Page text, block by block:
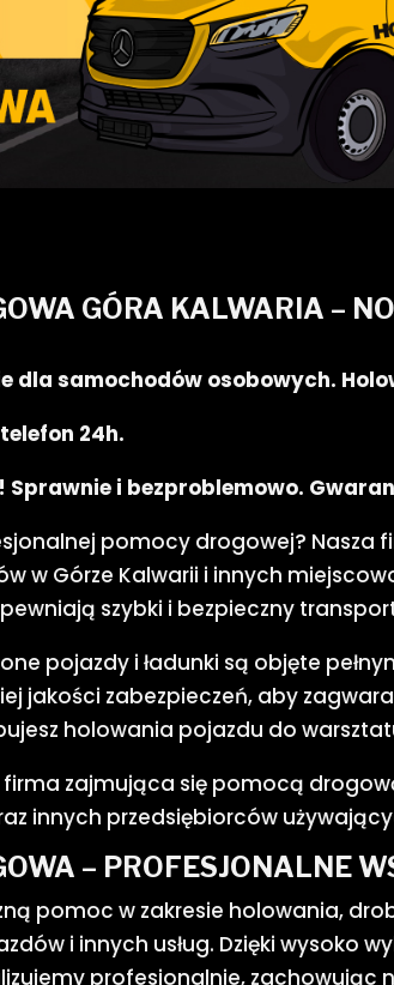
GÓRA KALWARIA –
dla samochodów osobowych.
24h.
Sprawnie i bezproblemowo.
pomocy drogowej? Nasza
w Górze Kalwarii i innych
szybki i bezpieczny
pojazdy i ładunki są objęte
jakości zabezpieczeń, aby
holowania pojazdu do
zajmująca się pomocą
innych przedsiębiorców
– PROFESJONALNE
pomoc w zakresie holowania,
i innych usług. Dzięki wysoko
profesjonalnie, zachowując